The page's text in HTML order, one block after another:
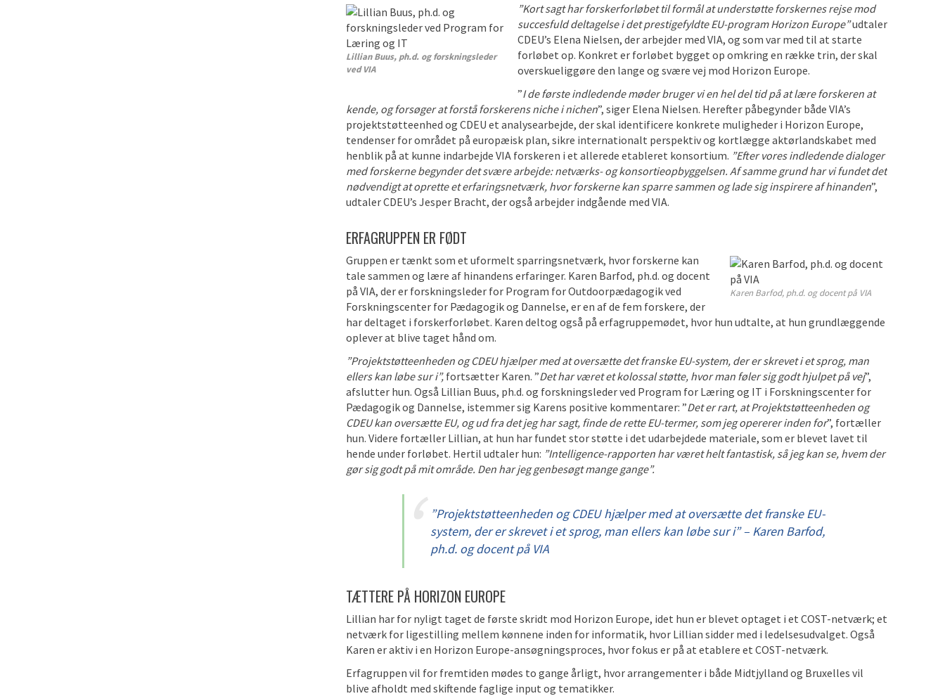
Lillian Buus, ph.d. og forskningsleder
ved VIA
”Kort sagt har forskerforløbet til formål at understøtte forskernes rejse mod
succesfuld deltagelse i det prestigefyldte EU-program Horizon Europe”udtaler
CDEU’s Elena Nielsen, der arbejder med VIA, og som var med til at starte
forløbet op. Konkret er forløbet bygget op omkring en række trin, der skal
overskueliggøre den lange og svære vej mod Horizon Europe.
”I de første indledende møder bruger vi en hel del tid på at lære forskeren at
kende, og forsøger at forstå forskerens niche i nichen”, siger Elena Nielsen. Herefter påbegynder både VIA’s
projektstøtteenhed og CDEU et analysearbejde, der skal identificere konkrete muligheder i Horizon Europe,
tendenser for området på europæisk plan, sikre internationalt perspektiv og kortlægge aktørlandskabet med
henblik på at kunne indarbejde VIA forskeren i et allerede etableret konsortium. ”Efter vores indledende dialoger
med forskerne begynder det svære arbejde: netværks- og konsortieopbyggelsen. Af samme grund har vi fundet det
nødvendigt at oprette et erfaringsnetværk, hvor forskerne kan sparre sammen og lade sig inspirere af hinanden”,
udtaler CDEU’s Jesper Bracht, der også arbejder indgående med VIA.
ERFAGRUPPEN ER FØDT
Karen Barfod, ph.d. og docent på VIA
Gruppen er tænkt som et uformelt sparringsnetværk, hvor forskerne kan
tale sammen og lære af hinandens erfaringer. Karen Barfod, ph.d. og docent
på VIA, der er forskningsleder for Program for Outdoorpædagogik ved
Forskningscenter for Pædagogik og Dannelse, er en af de fem forskere, der
har deltaget i forskerforløbet. Karen deltog også på erfagruppemødet, hvor hun udtalte, at hun grundlæggende
oplever at blive taget hånd om.
”Projektstøtteenheden og CDEU hjælper med at oversætte det franske EU-system, der er skrevet i et sprog, man
ellers kan løbe sur i”, fortsætter Karen. ”Det har været et kolossal støtte, hvor man føler sig godt hjulpet på vej”,
afslutter hun. Også Lillian Buus, ph.d. og forskningsleder ved Program for Læring og IT i Forskningscenter for
Pædagogik og Dannelse, istemmer sig Karens positive kommentarer: ”Det er rart, at Projektstøtteenheden og
CDEU kan oversætte EU, og ud fra det jeg har sagt, finde de rette EU-termer, som jeg opererer inden for”, fortæller
hun. Videre fortæller Lillian, at hun har fundet stor støtte i det udarbejdede materiale, som er blevet lavet til
hende under forløbet. Hertil udtaler hun: ”Intelligence-rapporten har været helt fantastisk, så jeg kan se, hvem der
gør sig godt på mit område. Den har jeg genbesøgt mange gange”.
”Projektstøtteenheden og CDEU hjælper med at oversætte det franske EU-
system, der er skrevet i et sprog, man ellers kan løbe sur i” – Karen Barfod,
ph.d. og docent på VIA
TÆTTERE PÅ HORIZON EUROPE
Lillian har for nyligt taget de første skridt mod Horizon Europe, idet hun er blevet optaget i et COST-netværk; et
netværk for ligestilling mellem kønnene inden for informatik, hvor Lillian sidder med i ledelsesudvalget. Også
Karen er aktiv i en Horizon Europe-ansøgningsproces, hvor fokus er på at etablere et COST-netværk.
Erfagruppen vil for fremtiden mødes to gange årligt, hvor arrangementer i både Midtjylland og Bruxelles vil
blive afholdt med skiftende faglige input og tematikker.